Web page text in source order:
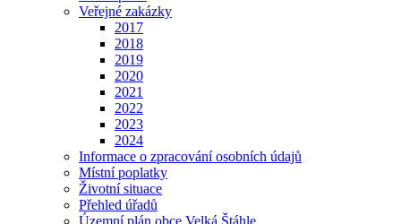
Veřejné zakázky
2017
2018
2019
2020
2021
2022
2023
2024
Informace o zpracování osobních údajů
Místní poplatky
Životní situace
Přehled úřadů
Územní plán obce Velká Štáhle